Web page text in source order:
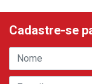
Cadastre-se